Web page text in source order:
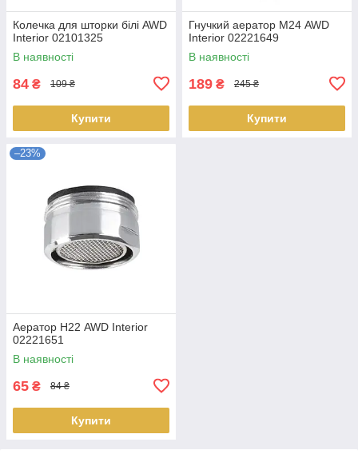
Колечка для шторки білі AWD
Interior 02101325
В наявності
84 ₴ 109 ₴
Купити
Гнучкий аератор М24 AWD
Interior 02221649
В наявності
189 ₴ 245 ₴
Купити
–23%
Аератор Н22 AWD Interior
02221651
В наявності
65 ₴ 84 ₴
Купити